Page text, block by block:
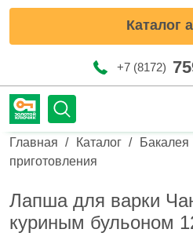
Каталог
+7 (8172)
Строка навигации
Главная Каталог Бакалея
приготовления
Лапша для варки
куриным бульоном